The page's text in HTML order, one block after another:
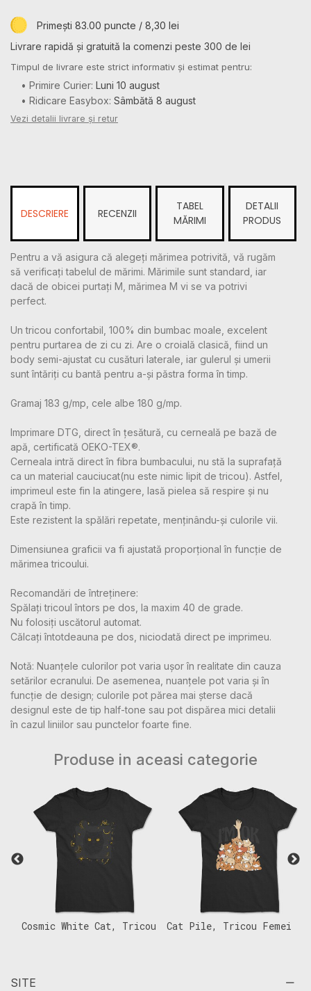
Primești 83.00 puncte / 8,30 lei
Livrare rapidă și gratuită la comenzi peste 300 de lei
Timpul de livrare este strict informativ și estimat pentru:
• Primire Curier: Luni 10 august
• Ridicare Easybox: Sâmbătă 8 august
Vezi detalii livrare și retur
DESCRIERE RECENZII
TABEL
MĂRIMI
DETALII
PRODUS
Pentru a vă asigura că alegeți mărimea potrivită, vă rugăm
să verificați tabelul de mărimi. Mărimile sunt standard, iar
dacă de obicei purtați M, mărimea M vi se va potrivi
perfect.
Un tricou confortabil, 100% din bumbac moale, excelent
pentru purtarea de zi cu zi. Are o croială clasică, fiind un
body semi-ajustat cu cusături laterale, iar gulerul și umerii
sunt întăriți cu bantă pentru a-și păstra forma în timp.
Gramaj 183 g/mp, cele albe 180 g/mp.
Imprimare DTG, direct în țesătură, cu cerneală pe bază de
apă, certificată OEKO-TEX®.
Cerneala intră direct în fibra bumbacului, nu stă la suprafață
ca un material cauciucat(nu este nimic lipit de tricou). Astfel,
imprimeul este fin la atingere, lasă pielea să respire și nu
crapă în timp.
Este rezistent la spălări repetate, menținându-și culorile vii.
Dimensiunea graficii va fi ajustată proporțional în funcție de
mărimea tricoului.
Recomandări de întreținere:
Spălați tricoul întors pe dos, la maxim 40 de grade.
Nu folosiți uscătorul automat.
Călcați întotdeauna pe dos, niciodată direct pe imprimeu.
Notă: Nuanțele culorilor pot varia ușor în realitate din cauza
setărilor ecranului. De asemenea, nuanțele pot varia și în
funcție de design; culorile pot părea mai șterse dacă
designul este de tip half-tone sau pot dispărea mici detalii
în cazul liniilor sau punctelor foarte fine.
Produse in aceasi categorie
Cosmic White Cat, Tricou
Cat Pile, Tricou Femei
SITE